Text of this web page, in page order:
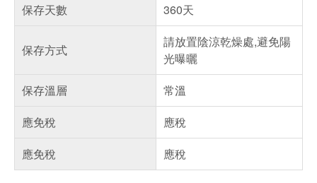
保存天數
360天
保存方式
請放置陰涼乾燥處,避免陽
光曝曬
保存溫層
常溫
應免稅
應稅
應免稅
應稅